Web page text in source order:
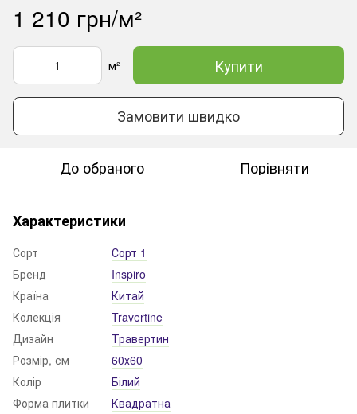
1 210 грн/м²
м² Купити
Замовити швидко
До обраного Порівняти
Характеристики
Сорт
Сорт 1
Бренд
Inspiro
Країна
Китай
Колекція
Travertine
Дизайн
Травертин
Розмір, см
60x60
Колір
Білий
Форма плитки
Квадратна